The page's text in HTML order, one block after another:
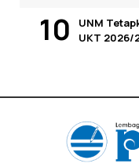
UNM
UKT 2026/